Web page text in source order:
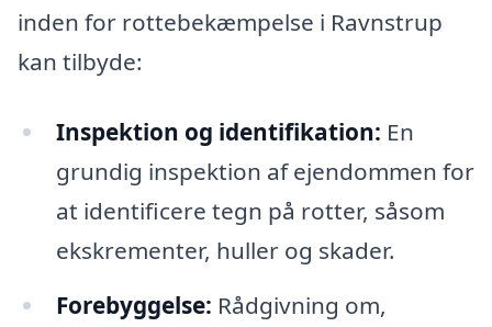
inden for rottebekæmpelse i Ravnstrup
kan tilbyde:
Inspektion og identifikation: En
grundig inspektion af ejendommen for
at identificere tegn på rotter, såsom
ekskrementer, huller og skader.
Forebyggelse: Rådgivning om,